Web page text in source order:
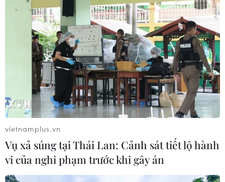
vietnamplus.vn
Vụ xả súng tại Thái Lan: Cảnh sát tiết lộ hành
vi của nghi phạm trước khi gây án